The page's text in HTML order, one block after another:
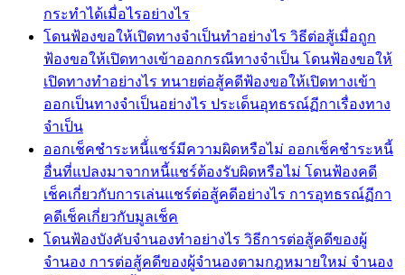
กระทำได้เมื่อไรอย่างไร
โดนฟ้องขอให้เปิดทางจำเป็นทำอย่างไร วิธีต่อสู้เมื่อถูก
ฟ้องขอให้เปิดทางเข้าออกกรณีทางจำเป็น โดนฟ้องขอให้
เปิดทางทำอย่างไร ทนายต่อสู้คดีฟ้องขอให้เปิดทางเข้า
ออกเป็นทางจำเป็นอย่างไร ประเด็นอุทธรณ์ฏีกาเรื่องทาง
จำเป็น
ออกเช็คชำระหนี้่แชร์มีความผิดหรือไม่ ออกเช็คชำระหนี้
อื่นที่แปลงมาจากหนี้แชร์ต้องรับผิดหรือไม่ โดนฟ้องคดี
เช็คเกี่ยวกับการเล่นแชร์ต่อสู้คดีอย่างไร การอุทธรณ์ฏีกา
คดีเช็คเกี่ยวกับมูลเช็ค
โดนฟ้องบังคับจำนองทำอย่างไร วิธีการต่อสู้คดีของผู้
จำนอง การต่อสู้คดีของผู้จำนองตามกฎหมายใหม่ จำนอง